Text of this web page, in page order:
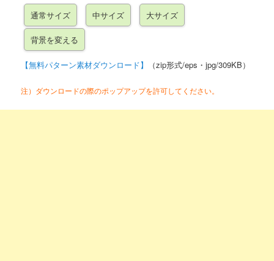
【無料パターン素材ダウンロード】 （zip形式/eps・jpg/309KB）
注）ダウンロードの際のポップアップを許可してください。